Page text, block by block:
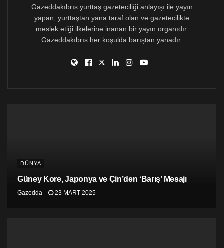
İki ülke arasındaki sınırın nihai karara bağlanması için
geçen yıl ABD’nin ara buluculuk ettiği bir müzakere
süreci başlatılmıştı.
Müsteşar Vekili David Satterfield ve daha sonra bu
Gazeddakıbrıs yurttaş gazeteciliği anlayışı ile yayın
yapan, yurttaştan yana taraf olan ve gazetecilikte
meslek etiği ilkelerine inanan bir yayın organıdır.
Gazeddakıbrıs her koşulda barıştan yanadır.
DÜNYA
Güney Kore, Japonya ve Çin’den ‘Barış’ Mesajı
Gazedda 23 MART 2025